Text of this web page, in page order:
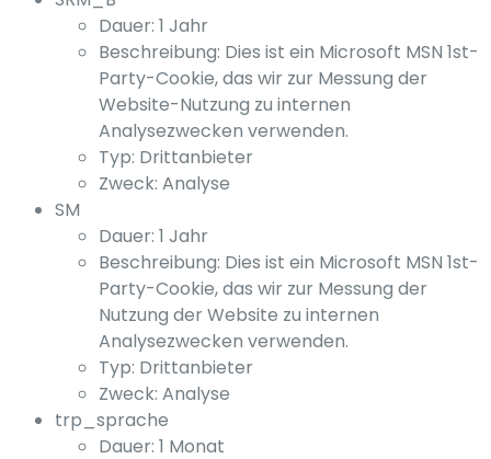
Dauer: 1 Jahr
Beschreibung: Dies ist ein Microsoft MSN 1st-
Party-Cookie, das wir zur Messung der
Website-Nutzung zu internen
Analysezwecken verwenden.
Typ: Drittanbieter
Zweck: Analyse
SM
Dauer: 1 Jahr
Beschreibung: Dies ist ein Microsoft MSN 1st-
Party-Cookie, das wir zur Messung der
Nutzung der Website zu internen
Analysezwecken verwenden.
Typ: Drittanbieter
Zweck: Analyse
trp_sprache
Dauer: 1 Monat